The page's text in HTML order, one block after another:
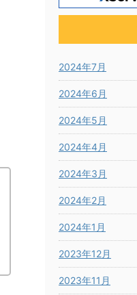
2024年7月
2024年6月
2024年5月
2024年4月
2024年3月
2024年2月
2024年1月
2023年12月
2023年11月